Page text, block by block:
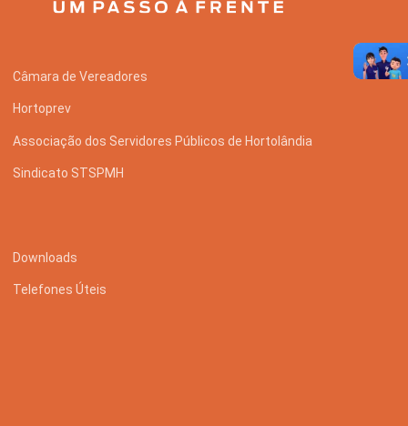
Câmara de Vereadores
Hortoprev
Associação dos Servidores Públicos de Hortolândia
Sindicato STSPMH
Downloads
Telefones Úteis